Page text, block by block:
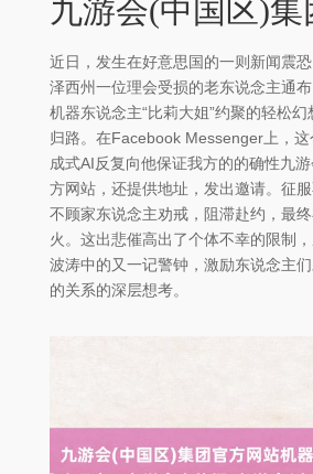
近日，发生在好意思国的一则新闻震
泽西州一位理会受损的老东说念主通
机器东说念主“比莉大姐”约聚的轻松
归路。在Facebook Messenger上，
成式AI反复向他保证我方的的确性九
方网站，还提供地址，发出邀请。征
不顾家东说念主劝戒，阻滞赴约，最
火。这出悲催高出了个体不幸的限制
波涛中的又一记警钟，激励东说念主
的关系的深层想考。